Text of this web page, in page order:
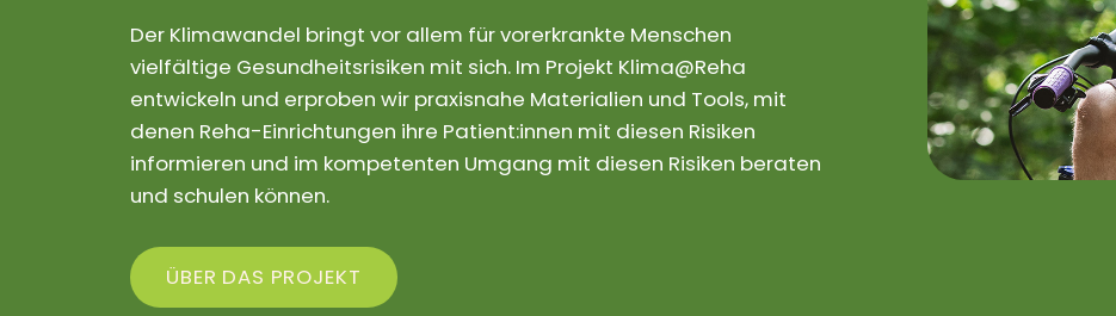
Der Klimawandel bringt vor allem für vorerkrankte Menschen
vielfältige Gesundheitsrisiken mit sich. Im Projekt Klima@Reha
entwickeln und erproben wir praxisnahe Materialien und Tools, mit
denen Reha-Einrichtungen ihre Patient:innen mit diesen Risiken
informieren und im kompetenten Umgang mit diesen Risiken beraten
und schulen können.
ÜBER DAS PROJEKT